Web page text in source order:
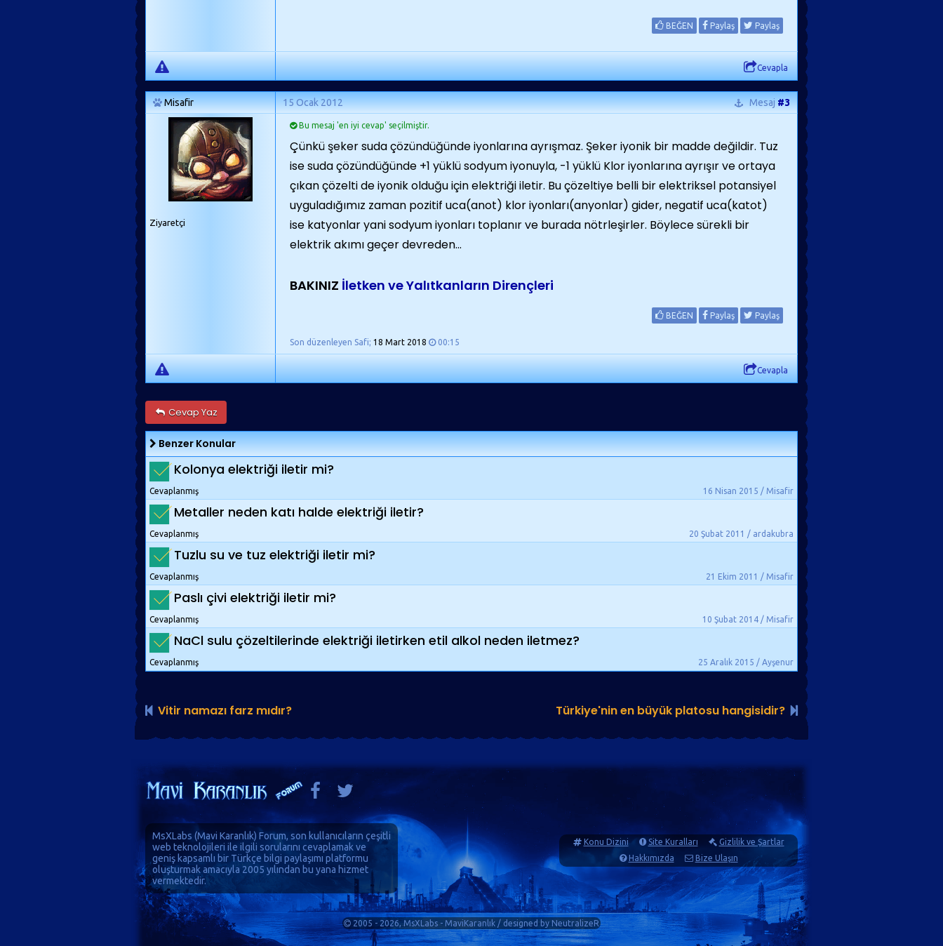
BEĞEN Paylaş Paylaş
Cevapla
Misafir 15 Ocak 2012 Mesaj#3
Ziyaretçi
Bu mesaj 'en iyi cevap' seçilmiştir.
Çünkü şeker suda çözündüğünde iyonlarına ayrışmaz. Şeker iyonik bir madde değildir. Tuz
ise suda çözündüğünde +1 yüklü sodyum iyonuyla, -1 yüklü Klor iyonlarına ayrışır ve ortaya
çıkan çözelti de iyonik olduğu için elektriği iletir. Bu çözeltiye belli bir elektriksel potansiyel
uyguladığımız zaman pozitif uca(anot) klor iyonları(anyonlar) gider, negatif uca(katot)
ise katyonlar yani sodyum iyonları toplanır ve burada nötrleşirler. Böylece sürekli bir
elektrik akımı geçer devreden...
BAKINIZ İletken ve Yalıtkanların Dirençleri
BEĞEN Paylaş Paylaş
Son düzenleyen Safi; 18 Mart 2018 00:15
Cevapla
Cevap Yaz
Benzer Konular
Kolonya elektriği iletir mi?
16 Nisan 2015 / Misafir
Cevaplanmış
Metaller neden katı halde elektriği iletir?
20 Şubat 2011 / ardakubra
Cevaplanmış
Tuzlu su ve tuz elektriği iletir mi?
21 Ekim 2011 / Misafir
Cevaplanmış
Paslı çivi elektriği iletir mi?
10 Şubat 2014 / Misafir
Cevaplanmış
NaCl sulu çözeltilerinde elektriği iletirken etil alkol neden iletmez?
25 Aralık 2015 / Ayşenur
Cevaplanmış
Vitir namazı farz mıdır? Türkiye'nin en büyük platosu hangisidir?
MsXLabs (Mavi Karanlık) Forum, son kullanıcıların çeşitli
web teknolojileri ile ilgili sorularını cevaplamak ve
geniş kapsamlı bir Türkçe bilgi paylaşımı platformu
oluşturmak amacıyla 2005 yılından bu yana hizmet
vermektedir.
Konu Dizini Site Kuralları
Gizlilik ve Şartlar
Hakkımızda
Bize Ulaşın
2005 - 2026, MsXLabs - MaviKaranlık / designed by NeutralizeR